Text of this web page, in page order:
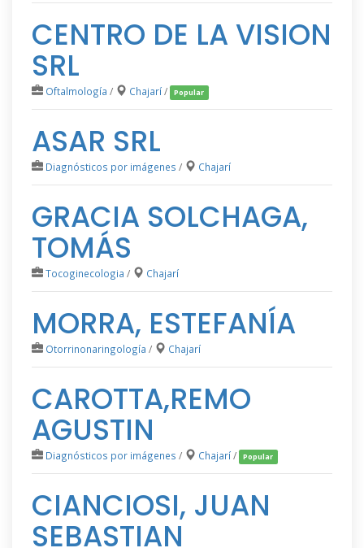
CENTRO DE LA VISION
SRL
Oftalmología / Chajarí/ Popular
ASAR SRL
Diagnósticos por imágenes / Chajarí
GRACIA SOLCHAGA,
TOMÁS
Tocoginecologia / Chajarí
MORRA, ESTEFANÍA
Otorrinonaringología / Chajarí
CAROTTA,REMO
AGUSTIN
Diagnósticos por imágenes / Chajarí/ Popular
CIANCIOSI, JUAN
SEBASTIAN